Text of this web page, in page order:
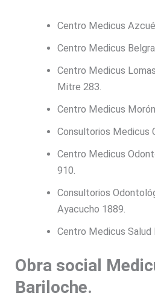
Centro Medicus
Centro Medicus
Centro Medicus
Mitre 283.
Centro Medicus
Consultorios Medicus
Centro Medicus
910.
Consultorios
Ayacucho 1889.
Centro Medicus
Obra social
Bariloche.